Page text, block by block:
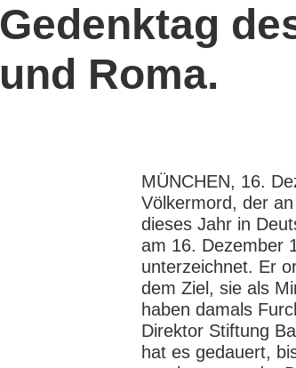
Gedenktag
und Roma.
MÜNCHEN, 16.
Völkermord, der
dieses Jahr in
am 16. Dezember
unterzeichnet. Er
dem Ziel, sie als
haben damals
Direktor Stiftung
hat es gedauert,